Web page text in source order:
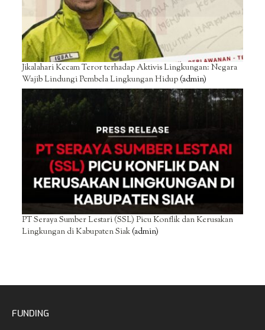
Jikalahari Kecam Teror terhadap Aktivis Lingkungan: Negara
Wajib Lindungi Pembela Lingkungan Hidup(admin)
PT Seraya Sumber Lestari (SSL) Picu Konflik dan Kerusakan
Lingkungan di Kabupaten Siak(admin)
FUNDING